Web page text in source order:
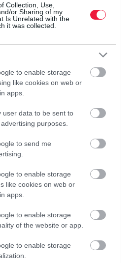
Collection, Use,
or Sharing of my
Is Unrelated with the
it was collected.
to enable storage
like cookies on web or
apps.
user data to be sent to
purposes.
to send me
to enable storage
like cookies on web or
apps.
to enable storage
of the website or app.
to enable storage
bankszámlák és bankszámlákhoz
ahogyan ezt az idén sem tette meg -